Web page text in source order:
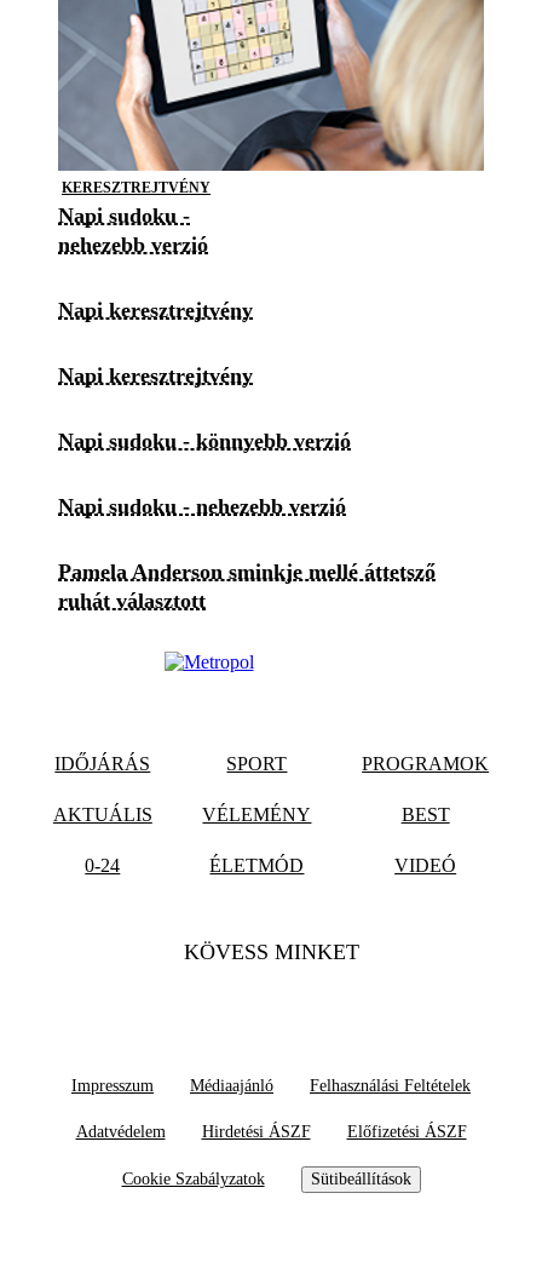
KERESZTREJTVÉNY
Napi sudoku -
nehezebb verzió
Napi keresztrejtvény
Napi keresztrejtvény
Napi sudoku - könnyebb verzió
Napi sudoku - nehezebb verzió
Pamela Anderson sminkje mellé áttetsző
ruhát választott
IDŐJÁRÁS SPORT PROGRAMOK
AKTUÁLIS VÉLEMÉNY BEST
0-24 ÉLETMÓD VIDEÓ
KÖVESS MINKET
Impresszum Médiaajánló Felhasználási Feltételek
Adatvédelem Hirdetési ÁSZF Előfizetési ÁSZF
Cookie Szabályzatok Sütibeállítások